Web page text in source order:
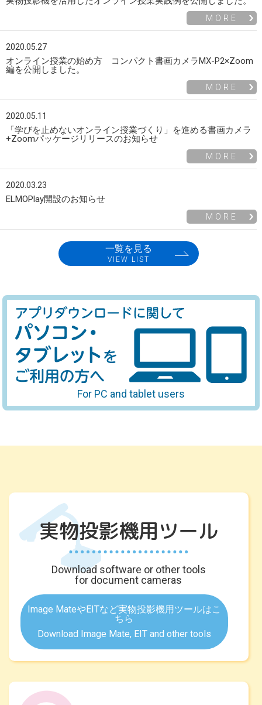
MORE
2020.05.27
オンライン授業の始め方 コンパクト書画カメラMX-P2×Zoom
編を公開しました。
MORE
2020.05.11
「学びを止めないオンライン授業づくり」を進める書画カメラ
+Zoomパッケージリリースのお知らせ
MORE
2020.03.23
ELMOPlay開設のお知らせ
MORE
一覧を見る
VIEW LIST
For PC and tablet users
実物投影機用ツール
Download software or other tools
for document cameras
Image MateやEITなど実物投影機用ツールはこ
ちら
Download Image Mate, EIT and other tools